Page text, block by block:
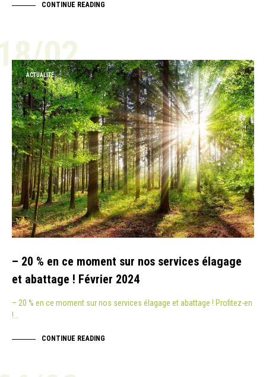
CONTINUE READING
02
ACTUALITÉ
– 20 % en ce moment sur nos services élagage
et abattage ! Février 2024
– 20 % en ce moment sur nos services élagage et abattage ! Profitez-en
!…
CONTINUE READING